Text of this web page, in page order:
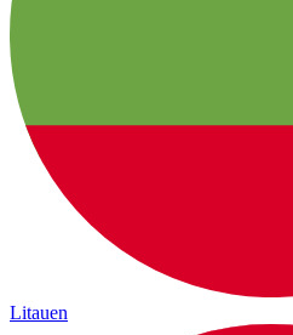
Litauen